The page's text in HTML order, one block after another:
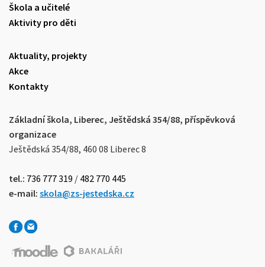
Škola a učitelé
Aktivity pro děti
Aktuality, projekty
Akce
Kontakty
Základní škola, Liberec, Ještědská 354/88, příspěvková
organizace
Ještědská 354/88, 460 08 Liberec 8
tel.: 736 777 319 / 482 770 445
e-mail: skola@zs-jestedska.cz